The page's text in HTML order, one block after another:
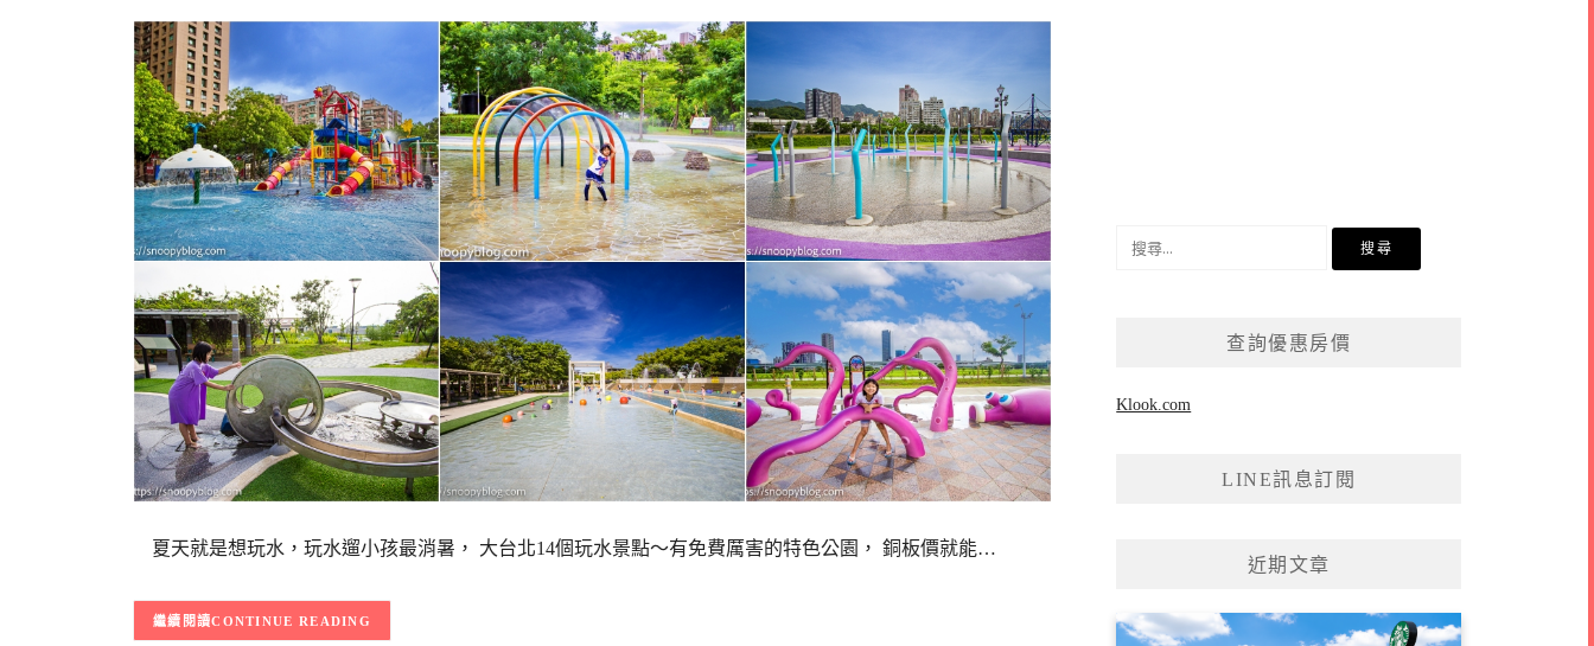
夏天就是想玩水，玩水遛小孩最消暑， 大台北14個玩水景點～有免費厲害的特色公園， 銅板價就能…
CONTINUE READING
查詢優惠房價
Klook.com
LINE訊息訂閱
近期文章